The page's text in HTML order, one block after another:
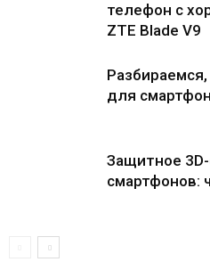
телефон с
ZTE Blade V9
для
Защитное
смартфонов: